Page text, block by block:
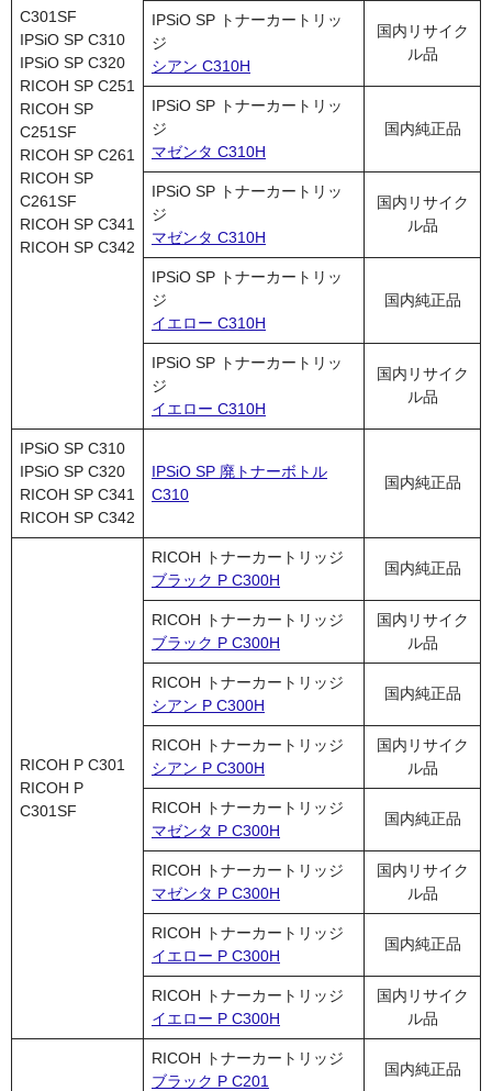
C301SF
IPSiO SP C310
IPSiO SP C320
RICOH SP C251
RICOH SP
C251SF
RICOH SP C261
RICOH SP
C261SF
RICOH SP C341
RICOH SP C342
IPSiO SP トナーカートリッ
ジ
シアン C310H
国内リサイク
ル品
IPSiO SP トナーカートリッ
ジ
マゼンタ C310H
国内純正品
IPSiO SP トナーカートリッ
ジ
マゼンタ C310H
国内リサイク
ル品
IPSiO SP トナーカートリッ
ジ
イエロー C310H
国内純正品
IPSiO SP トナーカートリッ
ジ
イエロー C310H
国内リサイク
ル品
IPSiO SP C310
IPSiO SP C320
RICOH SP C341
RICOH SP C342
IPSiO SP 廃トナーボトル
C310
国内純正品
RICOH P C301
RICOH P
C301SF
RICOH トナーカートリッジ
ブラック P C300H
国内純正品
RICOH トナーカートリッジ
ブラック P C300H
国内リサイク
ル品
RICOH トナーカートリッジ
シアン P C300H
国内純正品
RICOH トナーカートリッジ
シアン P C300H
国内リサイク
ル品
RICOH トナーカートリッジ
マゼンタ P C300H
国内純正品
RICOH トナーカートリッジ
マゼンタ P C300H
国内リサイク
ル品
RICOH トナーカートリッジ
イエロー P C300H
国内純正品
RICOH トナーカートリッジ
イエロー P C300H
国内リサイク
ル品
RICOH トナーカートリッジ
ブラック P C201
国内純正品